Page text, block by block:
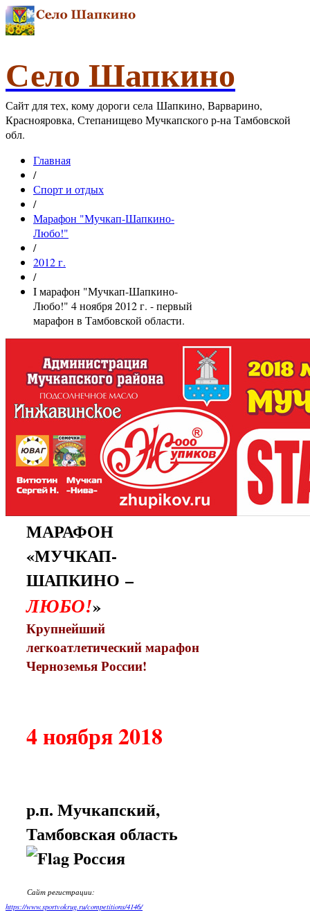
Село Шапкино
Сайт для тех, кому дороги села Шапкино, Варварино,
Краснояровка, Степанищево Мучкапского р-на Тамбовской
обл.
Главная
/
Спорт и отдых
/
Марафон "Мучкап-Шапкино-
Любо!"
/
2012 г.
/
I марафон "Мучкап-Шапкино-
Любо!" 4 ноября 2012 г. - первый
марафон в Тамбовской области.
МАРАФОН
«МУЧКАП-
ШАПКИНО –
ЛЮБО!»
Крупнейший
легкоатлетическиймарафон
Черноземья России!
4 ноября 2018
р.п. Мучкапский,
Тамбовская область
Россия
Сайт регистрации:
https://www.sportvokrug.ru/competitions/4146/